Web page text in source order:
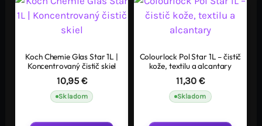
Koch Chemie Glas Star 1L |
Koncentrovaný čistič skiel
10,95€
Skladom
Colourlock Pol Star 1L – čistič
kože, textilu a alcantary
11,30 €
Skladom